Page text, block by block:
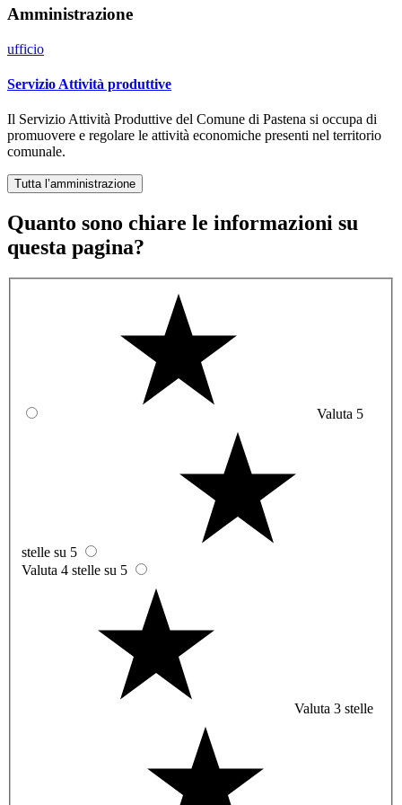
Amministrazione
ufficio
Servizio Attività produttive
Il Servizio Attività Produttive del Comune di Pastena si occupa di
promuovere e regolare le attività economiche presenti nel territorio
comunale.
Tutta l’amministrazione
Quanto sono chiare le informazioni su
questa pagina?
Valuta 5
stelle su 5
Valuta 4 stelle su 5
Valuta 3 stelle